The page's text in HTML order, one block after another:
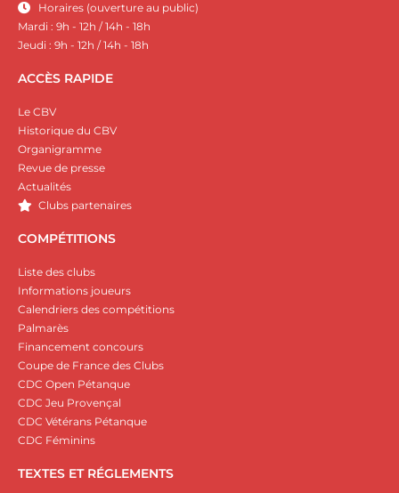
Horaires (ouverture au public)
Mardi : 9h - 12h / 14h - 18h
Jeudi : 9h - 12h / 14h - 18h
ACCÈS RAPIDE
Le CBV
Historique du CBV
Organigramme
Revue de presse
Actualités
Clubs partenaires
COMPÉTITIONS
Liste des clubs
Informations joueurs
Calendriers des compétitions
Palmarès
Financement concours
Coupe de France des Clubs
CDC Open Pétanque
CDC Jeu Provençal
CDC Vétérans Pétanque
CDC Féminins
TEXTES ET RÉGLEMENTS